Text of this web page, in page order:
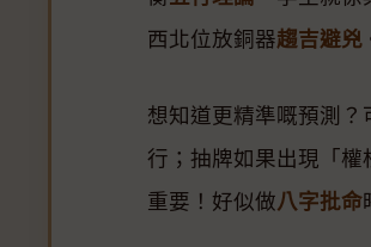
西北位放銅器趨吉避兇
想知道更精準嘅預測？
行；抽牌如果出現「權
重要！好似做八字批命